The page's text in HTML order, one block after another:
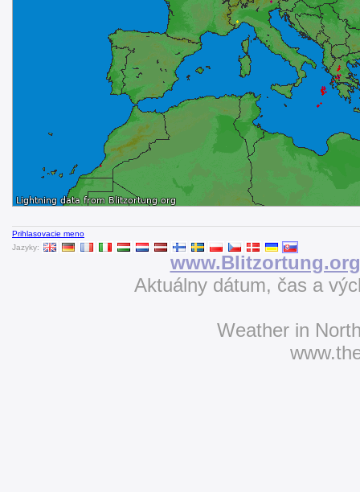
Prihlasovacie meno
Jazyky:
www.Blitzortung.org
Aktuálny dátum, čas a
Weather in